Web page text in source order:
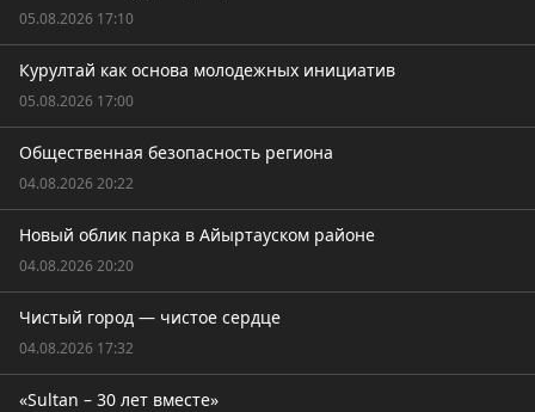
05.08.2026 17:10
Курултай как основа молодежных инициатив
05.08.2026 17:00
Общественная безопасность региона
04.08.2026 20:22
Новый облик парка в Айыртауском районе
04.08.2026 20:20
Чистый город — чистое сердце
04.08.2026 17:32
«Sultan – 30 лет вместе»